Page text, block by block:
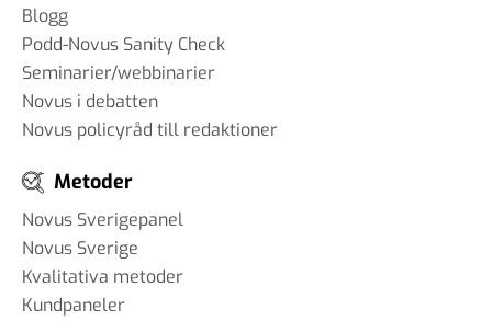
#94 - Patrik Thunholm -
samhällskommunikation
08 maj 2025
#93 - Brit Stakston -
svenskarnas medievanor
Blogg
Podd-Novus Sanity Check
Seminarier/webbinarier
Novus i debatten
Novus policyråd till redaktioner
Metoder
Novus Sverigepanel
Novus Sverige
Kvalitativa metoder
Kundpaneler